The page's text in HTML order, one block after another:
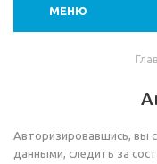
МЕНЮ
Авторизировавшись, вы
данными, следить за